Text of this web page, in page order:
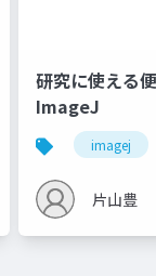
研究に使える
ImageJ
imagej
片山豊